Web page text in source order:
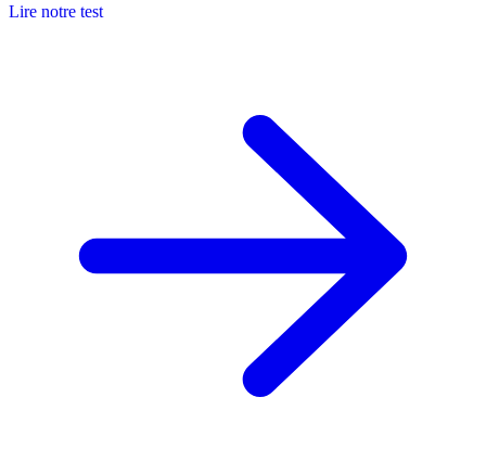
Lire notre test